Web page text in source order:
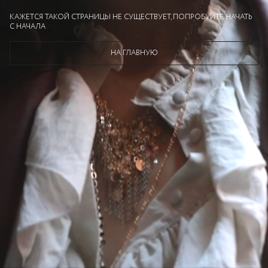
КАЖЕТСЯ ТАКОЙ СТРАНИЦЫ НЕ СУЩЕСТВУЕТ, ПОПРОБУЙТЕ НАЧАТЬ
С НАЧАЛА
НА ГЛАВНУЮ